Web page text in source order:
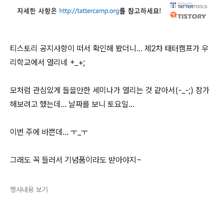
티스토리 공지사항이 떠서 확인해 봤더니... 제2차 태터캠프가 우
리학교에서 열리네 +_+;
모처럼 관심있게 들을만한 세미나가 열리는 것 같아서(-_-;) 참가
해보려고 했는데... 날짜를 보니 토요일...
이번 주에 바쁜데... ㅜ_ㅜ
그래도 꼭 들러서 기념품이라도 받아야지~
행사내용 보기